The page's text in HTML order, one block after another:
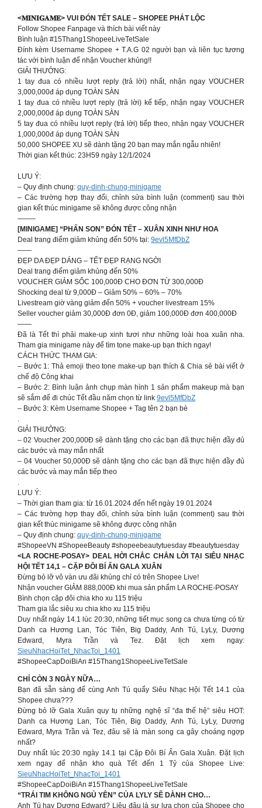
<𝐌𝐈𝐍𝐈𝐆𝐀𝐌𝐄> VUI ĐÓN TẾT SALE – SHOPEE PHÁT LỘC
Follow Shopee Fanpage và thích bài viết này
Bình luận #15Thang1ShopeeLiveTetSale
Đính kèm Username Shopee + T.A.G 02 người bạn và liên tục tương
tác với bình luận để nhận Voucher khủng!!
GIẢI THƯỞNG:
1 tay đua có nhiều lượt reply (trả lời) nhất, nhận ngay VOUCHER
3,000,000đ áp dụng TOÀN SÀN
1 tay đua có nhiều lượt reply (trả lời) kế tiếp, nhận ngay VOUCHER
2,000,000đ áp dụng TOÀN SÀN
5 tay đua có nhiều lượt reply (trả lời) tiếp theo, nhận ngay VOUCHER
1,000,000đ áp dụng TOÀN SÀN
50,000 SHOPEE XU sẽ dành tặng 20 bạn may mắn ngẫu nhiên!
Thời gian kết thúc: 23H59 ngày 12/1/2024
LƯU Ý:
– Quy định chung: quy-dinh-chung-minigame
– Các trường hợp thay đổi, chỉnh sửa bình luận (comment) sau thời
gian kết thúc minigame sẽ không được công nhận
——–
[MINIGAME] “PHẤN SON” ĐÓN TẾT – XUÂN XINH NHƯ HOA
Deal trang điểm giảm khủng đến 50% tại: 9evl5MfDbZ
——
ĐẸP DA ĐẸP DÁNG – TẾT ĐẸP RẠNG NGỜI
Deal trang điểm giảm khủng đến 50%
VOUCHER GIẢM SỐC 100,000Đ CHO ĐƠN TỪ 300,000Đ
Shocking deal từ 9,000Đ – Giảm 50% – 60% – 70%
Livestream giờ vàng giảm đến 50% + voucher livestream 15%
Seller voucher giảm 30,000Đ đơn 0Đ, giảm 100,000Đ đơn 400,000Đ
——
Đã là Tết thì phải make-up xinh tươi như những loài hoa xuân nha.
Tham gia minigame này để tìm tone make-up bạn thích ngay!
CÁCH THỨC THAM GIA:
– Bước 1: Thả emoji theo tone make-up bạn thích & Chia sẻ bài viết ở
chế độ Công khai
– Bước 2: Bình luận ảnh chụp màn hình 1 sản phẩm makeup mà bạn
sẽ sắm để đi chúc Tết đầu năm chọn từ link 9evl5MfDbZ
– Bước 3: Kèm Username Shopee + Tag tên 2 bạn bè
.
GIẢI THƯỞNG:
– 02 Voucher 200,000Đ sẽ dành tặng cho các bạn đã thực hiện đầy đủ
các bước và may mắn nhất
– 04 Voucher 50,000Đ sẽ dành tặng cho các bạn đã thực hiện đầy đủ
các bước và may mắn tiếp theo
.
LƯU Ý:
– Thời gian tham gia: từ 16.01.2024 đến hết ngày 19.01.2024
– Các trường hợp thay đổi, chỉnh sửa bình luận (comment) sau thời
gian kết thúc minigame sẽ không được công nhận
– Quy định chung: quy-dinh-chung-minigame
#ShopeeVN #ShopeeBeauty #shopeebeautytuesday #beautytuesday
<LA ROCHE-POSAY> DEAL HỜI CHẮC CHẮN LỜI TẠI SIÊU NHẠC
HỘI TẾT 14,1 – CẶP ĐÔI BÍ ẨN GALA XUÂN
Đừng bỏ lỡ vô vàn ưu đãi khủng chỉ có trên Shopee Live!
Nhận voucher GIẢM 888,000Đ khi mua sản phẩm LA ROCHE-POSAY
Bình chọn cặp đôi chia kho xu 115 triệu
Tham gia lắc siêu xu chia kho xu 115 triệu
Duy nhất ngày 14.1 lúc 20:30, những tiết mục song ca chưa từng có từ
Danh ca Hương Lan, Tóc Tiên, Big Daddy, Anh Tú, LyLy, Dương
Edward, Myra Trần và Tez. Đặt lịch xem ngay:
SieuNhacHoiTet_NhacToi_1401
#ShopeeCapDoiBiAn #15Thang1ShopeeLiveTetSale
CHỈ CÒN 3 NGÀY NỮA…
Bạn đã sẵn sàng để cùng Anh Tú quẩy Siêu Nhạc Hội Tết 14.1 của
Shopee chưa???
Đừng bỏ lỡ Gala Xuân quy tụ những nghệ sĩ “đa thế hệ” siêu HOT:
Danh ca Hương Lan, Tóc Tiên, Big Daddy, Anh Tú, LyLy, Dương
Edward, Myra Trần và Tez, đâu sẽ là màn song ca gây choáng ngợp
nhất?
Duy nhất lúc 20:30 ngày 14.1 tại Cặp Đôi Bí Ẩn Gala Xuân. Đặt lịch
xem ngay để nhận kho quà Tết đến 1 Tỷ của Shopee Live:
SieuNhacHoiTet_NhacToi_1401
#ShopeeCapDoiBiAn #15Thang1ShopeeLiveTetSale
“TRÁI TIM KHÔNG NGỦ YÊN” CỦA LYLY SẼ DÀNH CHO…
Anh Tú hay Dương Edward? Liệu đâu là sự lựa chọn của Shopee cho